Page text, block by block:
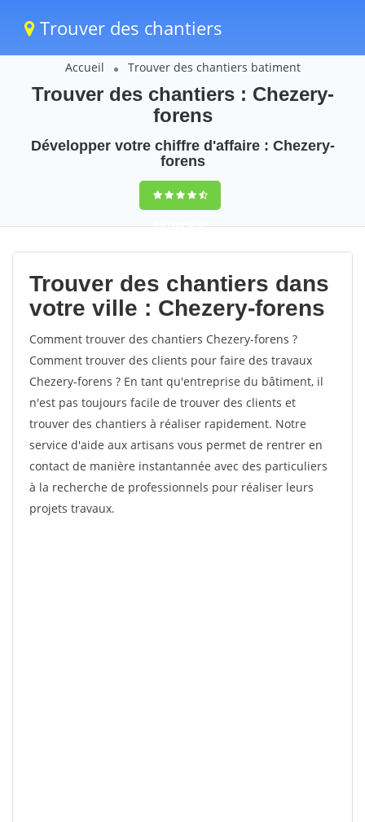
Trouver des chantiers
Accueil Trouver des chantiers batiment
Trouver des chantiers : Chezery-
forens
Développer votre chiffre d'affaire : Chezery-
forens
9,5(100%)47
votes
Trouver des chantiers dans
votre ville : Chezery-forens
Comment trouver des chantiers Chezery-forens ?
Comment trouver des clients pour faire des travaux
Chezery-forens ? En tant qu'entreprise du bâtiment, il
n'est pas toujours facile de trouver des clients et
trouver des chantiers à réaliser rapidement. Notre
service d'aide aux artisans vous permet de rentrer en
contact de manière instantannée avec des particuliers
à la recherche de professionnels pour réaliser leurs
projets travaux.